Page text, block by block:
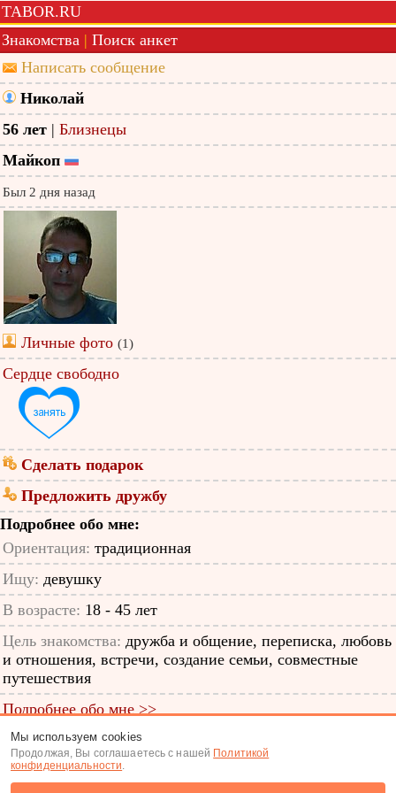
TABOR.RU
Знакомства | Поиск анкет
Написать сообщение
Николай
56 лет | Близнецы
Майкоп
Был 2 дня назад
Личные фото (1)
Сердце свободно
Сделать подарок
Предложить дружбу
Подробнее обо мне:
Ориентация: традиционная
Ищу: девушку
В возрасте: 18 - 45 лет
Цель знакомства: дружба и общение, переписка, любовь
и отношения, встречи, создание семьи, совместные
путешествия
Подробнее обо мне >>
ID анкеты: 43807954
Знакомства|Поиск анкет
Мы используем cookies
Продолжая, Вы соглашаетесь с нашей Политикой
конфиденциальности.